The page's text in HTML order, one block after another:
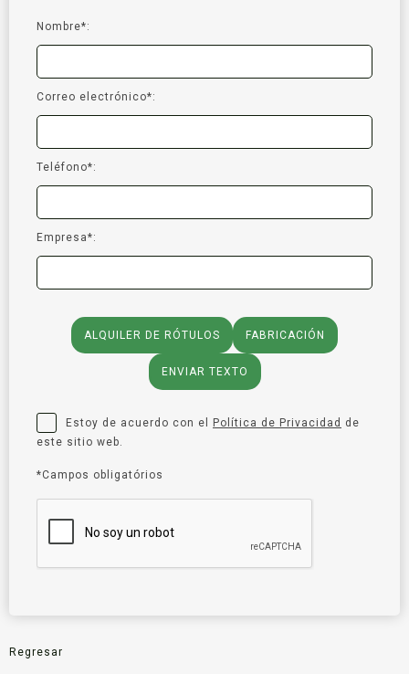
Nombre*:
Correo electrónico*:
Teléfono*:
Empresa*:
ALQUILER DE RÓTULOS FABRICACIÓN
ENVIAR TEXTO
Estoy de acuerdo con el Política de Privacidad de
este sitio web.
*Campos obligatórios
Regresar